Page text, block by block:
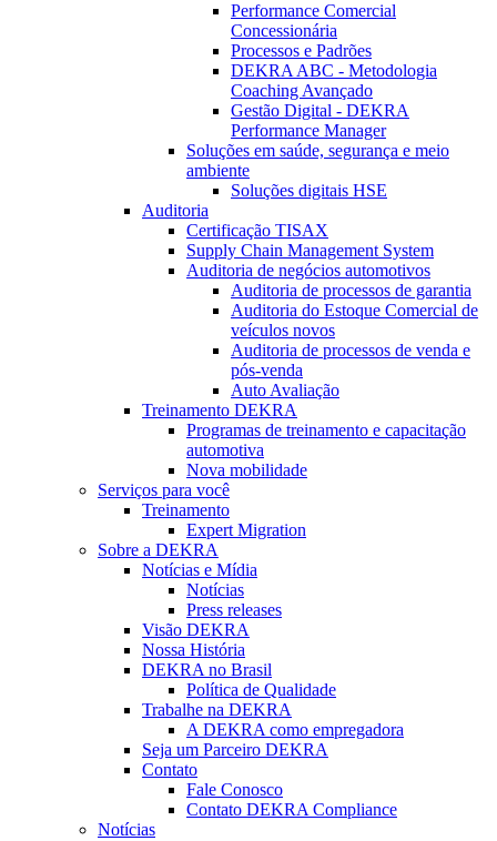
Performance Comercial
Concessionária
Processos e Padrões
DEKRA ABC - Metodologia
Coaching Avançado
Gestão Digital - DEKRA
Performance Manager
Soluções em saúde, segurança e meio
ambiente
Soluções digitais HSE
Auditoria
Certificação TISAX
Supply Chain Management System
Auditoria de negócios automotivos
Auditoria de processos de garantia
Auditoria do Estoque Comercial de
veículos novos
Auditoria de processos de venda e
pós-venda
Auto Avaliação
Treinamento DEKRA
Programas de treinamento e capacitação
automotiva
Nova mobilidade
Serviços para você
Treinamento
Expert Migration
Sobre a DEKRA
Notícias e Mídia
Notícias
Press releases
Visão DEKRA
Nossa História
DEKRA no Brasil
Política de Qualidade
Trabalhe na DEKRA
A DEKRA como empregadora
Seja um Parceiro DEKRA
Contato
Fale Conosco
Contato DEKRA Compliance
Notícias